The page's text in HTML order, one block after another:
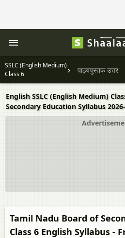
SSLC (English Medium)
Class 6
पाठ्यपुस्तक उत्तर
English SSLC (English Medium)
Secondary Education Syllabus
Tamil Nadu Board of
Class 6 English Syllabus -